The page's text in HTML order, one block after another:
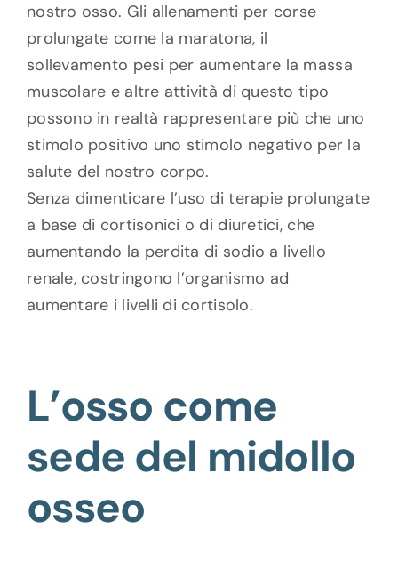
nostro osso. Gli allenamenti per corse
prolungate come la maratona, il
sollevamento pesi per aumentare la massa
muscolare e altre attività di questo tipo
possono in realtà rappresentare più che uno
stimolo positivo uno stimolo negativo per la
salute del nostro corpo.
Senza dimenticare l’uso di terapie prolungate
a base di cortisonici o di diuretici, che
aumentando la perdita di sodio a livello
renale, costringono l’organismo ad
aumentare i livelli di cortisolo.
L’osso come
sede del midollo
osseo